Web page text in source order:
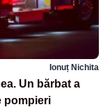
Ionuț Nichita
Un bărbat a
pompieri